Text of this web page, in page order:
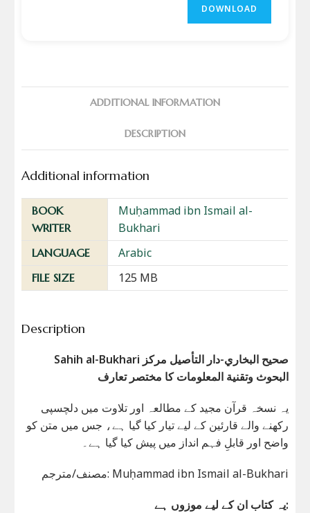
DOWNLOAD
ADDITIONAL INFORMATION
DESCRIPTION
Additional information
BOOK
WRITER
Muḥammad ibn Ismail al-
Bukhari
LANGUAGE Arabic
FILE SIZE 125 MB
Description
Sahih al-Bukhari صحيح البخاري-دار التأصيل مركز
البحوث وتقنية المعلومات کا مختصر تعارف
یہ نسخہ قرآن مجید کے مطالعہ اور تلاوت میں دلچسپی
رکھنے والے قارئین کے لیے تیار کیا گیا ہے، جس میں متن کو
واضح اور قابلِ فہم انداز میں پیش کیا گیا ہے۔
مصنف/مترجم: Muḥammad ibn Ismail al-Bukhari
یہ کتاب ان کے لیے موزوں ہے: